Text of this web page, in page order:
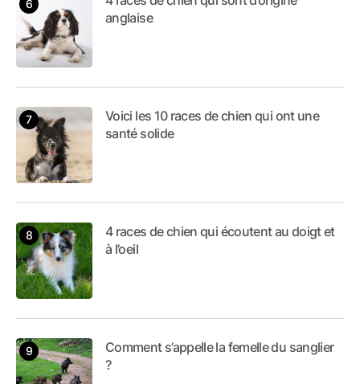
anglaise
Voici les 10 races de chien qui ont une
santé solide
4 races de chien qui écoutent au doigt et
à l’oeil
Comment s’appelle la femelle du sanglier
?